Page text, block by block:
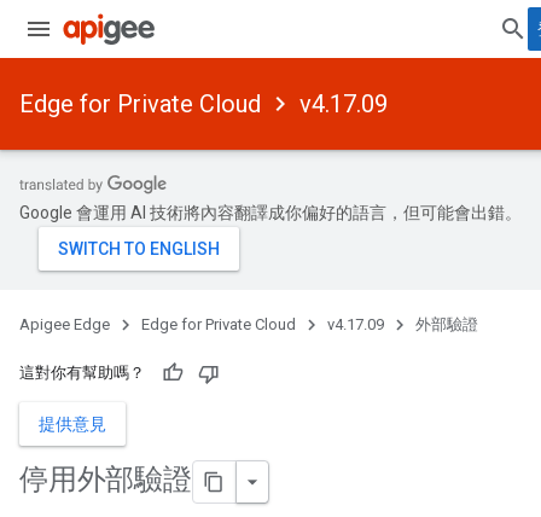
Edge for Private Cloud v4.17.09
Google 會運用 AI 技術將內容翻譯成你偏好的語言，但可能會出錯。
Apigee Edge Edge for Private Cloud v4.17.09 外部驗證
這對你有幫助嗎？
提供意見
停用外部驗證